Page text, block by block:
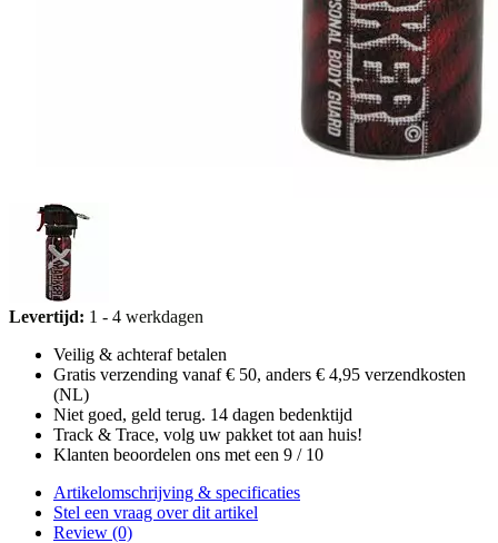
Levertijd: 1 - 4 werkdagen
Veilig & achteraf betalen
Gratis verzending vanaf € 50, anders € 4,95 verzendkosten
(NL)
Niet goed, geld terug. 14 dagen bedenktijd
Track & Trace, volg uw pakket tot aan huis!
Klanten beoordelen ons met een 9 / 10
Artikelomschrijving & specificaties
Stel een vraag over dit artikel
Review (0)